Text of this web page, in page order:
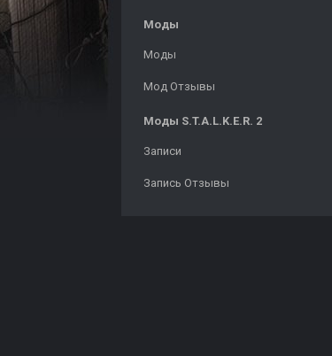
Моды
Моды
Мод Отзывы
Моды S.T.A.L.K.E.R. 2
Записи
Запись Отзывы